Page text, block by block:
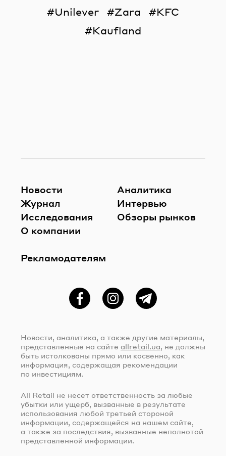
Unilever
Zara
KFC
Kaufland
Новости
Журнал
Исследования
О компании
Рекламодателям
Аналитика
Интервью
Обзоры рынков
ФейсбукInstagramTelegram
Новости, аналитика, а также другие материалы,
представленные на сайте allretail.ua, не должны
быть истолкованы прямо или косвенно, как
информация, содержащая рекомендации
по инвестициям.
All Retail не несет ответственность за любые
убытки или ущерб, вызванные в результате
использования любой третьей стороной
информации, содержащейся на нашем сайте,
а также за последствия, вызванные неполнотой
представленной информации.